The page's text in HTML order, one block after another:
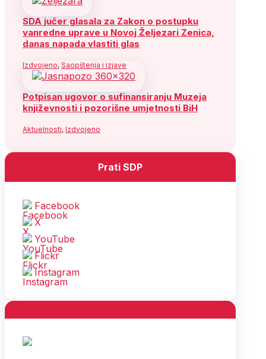
SDA jučer glasala za Zakon o postupku
vanredne uprave u Novoj Željezari Zenica,
danas napada vlastiti glas
Izdvojeno, Saopštenja i izjave
Potpisan ugovor o sufinansiranju Muzeja
književnosti i pozorišne umjetnosti BiH
Aktuelnosti, Izdvojeno
Prati SDP
Facebook
X
YouTube
Flickr
Instagram